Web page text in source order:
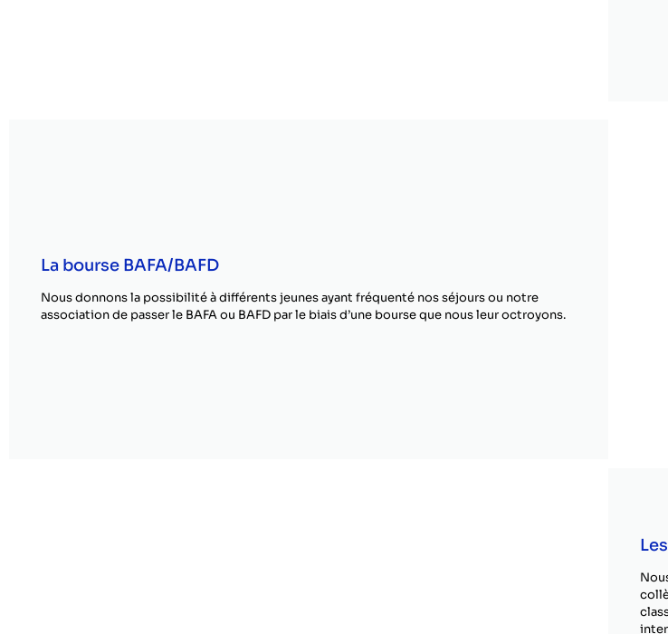
La bourse BAFA/BAFD
Nous donnons la possibilité à différents jeunes ayant fréquenté nos séjours ou notre
association de passer le BAFA ou BAFD par le biais d’une bourse que nous leur octroyons.